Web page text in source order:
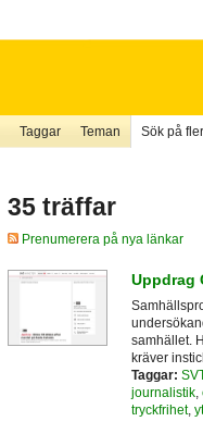
Taggar Teman Sök på
35 träffar
Prenumerera på nya länkar
Uppdrag
samhället.
kräver
Taggar:
journalistik,
tryckfrihet,